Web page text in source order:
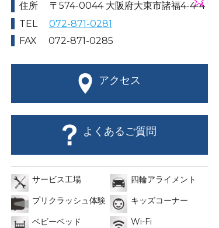
住所
〒574-0044 大阪府大東市諸福4-4-4
TEL
072-871-0281
FAX
072-871-0285
アクセス
よくあるご質問
サービス工場
四輪アライメント
プリクラッシュ体験
キッズコーナー
ベビーベッド
Wi-Fi